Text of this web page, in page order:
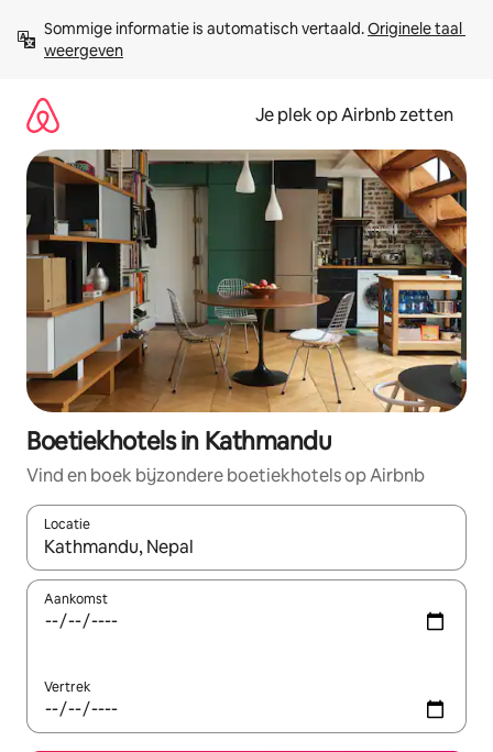
direct
naar
Sommige informatie is automatisch vertaald. Originele taal
weergeven
Je plek op Airbnb zetten
Boetiekhotels in Kathmandu
Vind en boek bijzondere boetiekhotels op Airbnb
Locatie
Wanneer er resultaten beschikbaar zijn, maak je een keuze
Aankomst
Vertrek